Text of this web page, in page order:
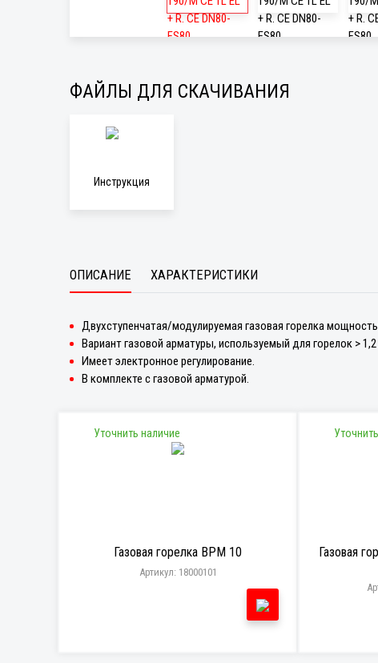
ФАЙЛЫ ДЛЯ СКАЧИВАНИЯ
Инструкция
ОПИСАНИЕ ХАРАКТЕРИСТИКИ
Двухступенчатая/модулируемая газовая горелка
Вариант газовой арматуры, используемый для горелок >
Имеет электронное регулирование.
В комплекте с газовой арматурой.
Уточнить наличие
Газовая горелка BPM 10
Артикул: 18000101
Газовая